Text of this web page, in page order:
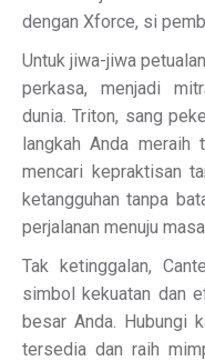
dengan Xforce, si
Untuk jiwa-jiwa
perkasa, menjadi
dunia. Triton, sang
langkah Anda meraih
mencari kepraktisan
ketangguhan tanpa
perjalanan menuju
Tak ketinggalan,
simbol kekuatan dan
besar Anda. Hubungi
tersedia dan raih